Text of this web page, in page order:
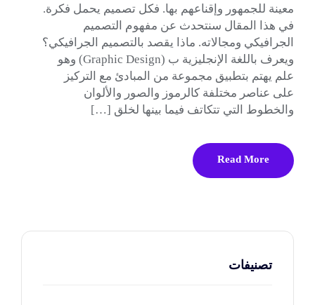
معينة للجمهور وإقناعهم بها. فكل تصميم يحمل فكرة.
في هذا المقال سنتحدث عن مفهوم التصميم
الجرافيكي ومجالاته. ماذا يقصد بالتصميم الجرافيكي؟
ويعرف باللغة الإنجليزية ب (Graphic Design) وهو
علم يهتم بتطبيق مجموعة من المبادئ مع التركيز
على عناصر مختلفة كالرموز والصور والألوان
والخطوط التي تتكاتف فيما بينها لخلق […]
Read More
تصنيفات